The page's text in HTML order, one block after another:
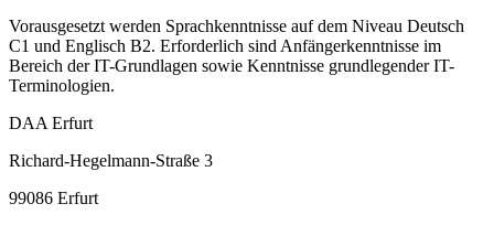
Vorausgesetzt werden Sprachkenntnisse auf dem Niveau Deutsch
C1 und Englisch B2. Erforderlich sind Anfängerkenntnisse im
Bereich der IT-Grundlagen sowie Kenntnisse grundlegender IT-
Terminologien.
DAA Erfurt
Richard-Hegelmann-Straße 3
99086 Erfurt